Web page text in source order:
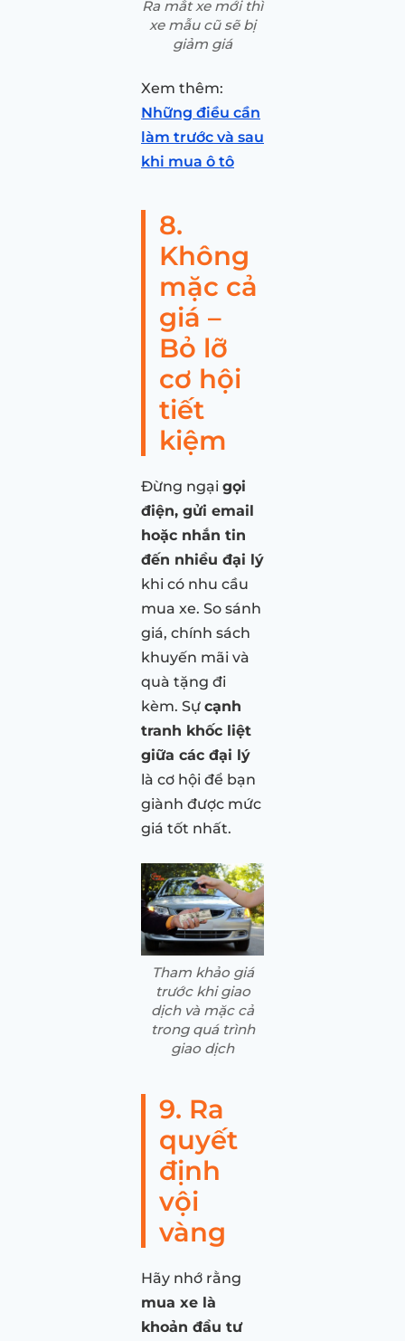
Ra mắt xe mới thì
xe mẫu cũ sẽ bị
giảm giá
Xem thêm:
Những điều cần
làm trước và sau
khi mua ô tô
8.
Không
mặc cả
giá –
Bỏ lỡ
cơ hội
tiết
kiệm
Đừng ngại gọi
điện, gửi email
hoặc nhắn tin
đến nhiều đại lý
khi có nhu cầu
mua xe. So sánh
giá, chính sách
khuyến mãi và
quà tặng đi
kèm. Sự cạnh
tranh khốc liệt
giữa các đại lý
là cơ hội để bạn
giành được mức
giá tốt nhất.
Tham khảo giá
trước khi giao
dịch và mặc cả
trong quá trình
giao dịch
9. Ra
quyết
định
vội
vàng
Hãy nhớ rằng
mua xe là
khoản đầu tư